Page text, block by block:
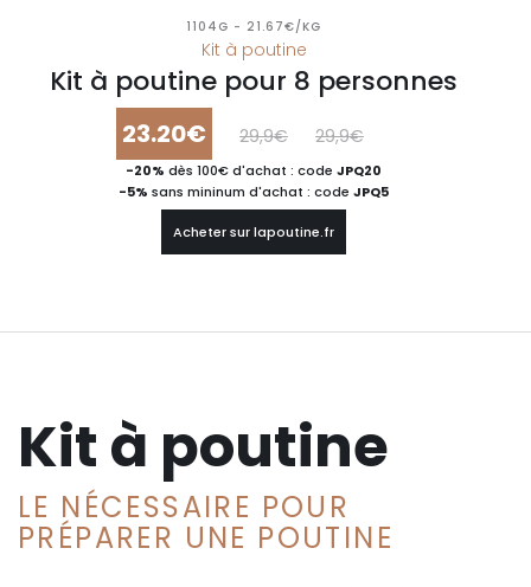
1104G - 21.67€/KG
Kit à poutine
Kit à poutine pour 8 personnes
23.20€ 29,9€ 29,9€
-20% dès 100€ d'achat : code JPQ20
-5% sans mininum d'achat : code JPQ5
Acheter sur lapoutine.fr
Kit à poutine
LE NÉCESSAIRE POUR
PRÉPARER UNE POUTINE